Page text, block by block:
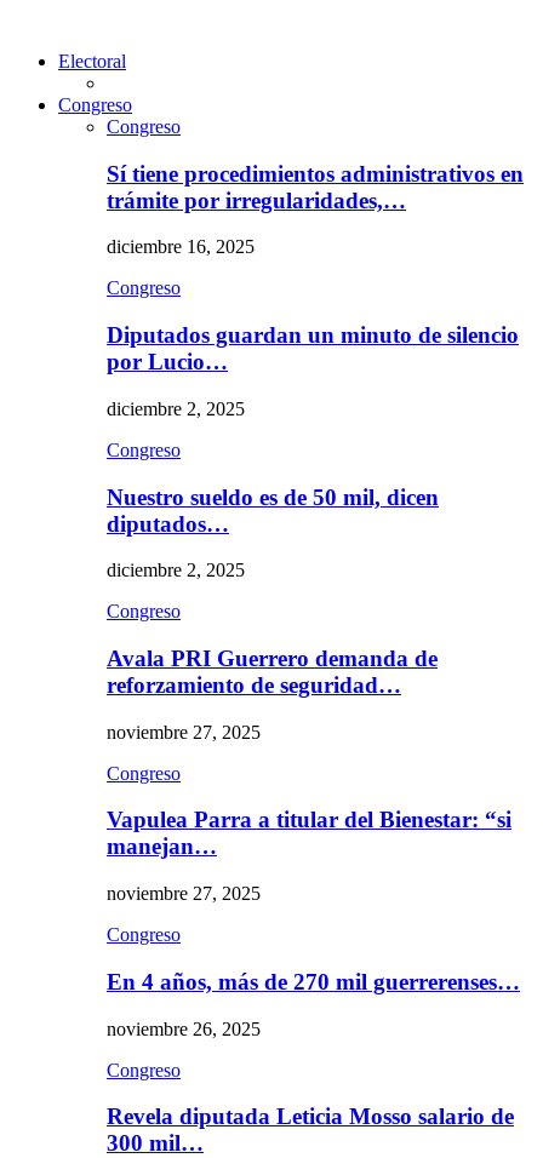
Electoral
Congreso
Congreso
Sí tiene procedimientos administrativos en
trámite por irregularidades,…
diciembre 16, 2025
Congreso
Diputados guardan un minuto de silencio
por Lucio…
diciembre 2, 2025
Congreso
Nuestro sueldo es de 50 mil, dicen
diputados…
diciembre 2, 2025
Congreso
Avala PRI Guerrero demanda de
reforzamiento de seguridad…
noviembre 27, 2025
Congreso
Vapulea Parra a titular del Bienestar: “si
manejan…
noviembre 27, 2025
Congreso
En 4 años, más de 270 mil guerrerenses…
noviembre 26, 2025
Congreso
Revela diputada Leticia Mosso salario de
300 mil…